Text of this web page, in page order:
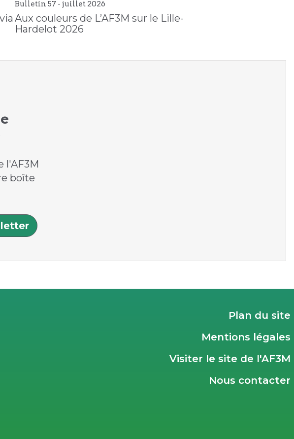
Bulletin 57 - juillet 2026
Aux couleurs de L’AF3M sur le Lille-
Hardelot 2026
l'AF3M
boîte
Plan du site
Mentions légales
Visiter le site de l'AF3M
Nous contacter